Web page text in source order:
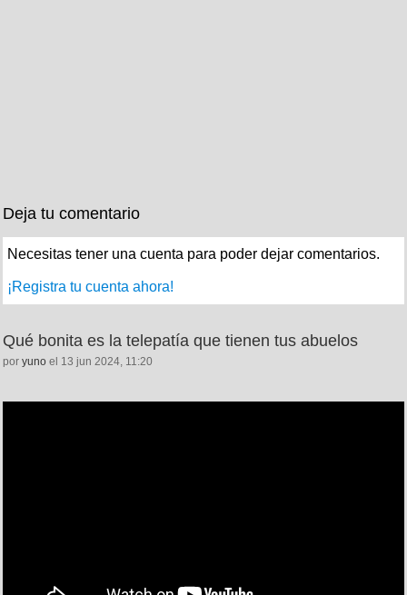
Deja tu comentario
Necesitas tener una cuenta para poder dejar comentarios.
¡Registra tu cuenta ahora!
Qué bonita es la telepatía que tienen tus abuelos
por yuno el 13 jun 2024, 11:20